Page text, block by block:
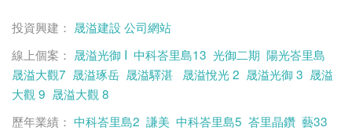
投資興建： 晟溢建設 公司網站
線上個案： 晟溢光御 I 中科峇里島13 光御二期 陽光峇里島
晟溢大觀7 晟溢琢岳 晟溢驛湛 晟溢悅光 2 晟溢光御 3 晟溢
大觀 9 晟溢大觀 8
歷年業績： 中科峇里島2 謙美 中科峇里島5 峇里晶鑽 藝33